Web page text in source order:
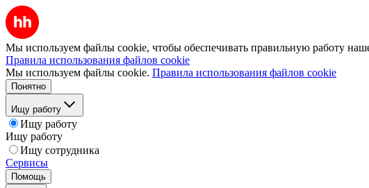
Мы используем файлы cookie, чтобы обеспечивать правильную работу
Правила использования файлов cookie
Мы используем файлы cookie. Правила использования файлов cookie
Понятно
Ищу работу
Ищу работу
Ищу работу
Ищу сотрудника
Сервисы
Помощь